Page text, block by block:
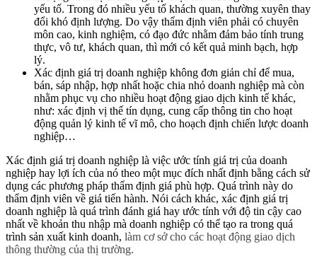
yếu tố. Trong đó nhiều yếu tố khách quan, thường xuyên thay
đổi khó định lượng. Do vậy thẩm định viên phải có chuyên
môn cao, kinh nghiệm, có đạo đức nhằm đảm bảo tính trung
thực, vô tư, khách quan, thì mới có kết quả minh bạch, hợp
lý.
Xác định giá trị doanh nghiệp không đơn giản chỉ để mua,
bán, sáp nhập, hợp nhất hoặc chia nhỏ doanh nghiệp mà còn
nhằm phục vụ cho nhiều hoạt động giao dịch kinh tế khác,
như: xác định vị thế tín dụng, cung cấp thông tin cho hoạt
động quản lý kinh tế vĩ mô, cho hoạch định chiến lược doanh
nghiệp…
Xác định giá trị doanh nghiệp là việc ước tính giá trị của doanh
nghiệp hay lợi ích của nó theo một mục đích nhất định bằng cách sử
dụng các phương pháp thẩm định giá phù hợp. Quá trình này do
thẩm định viên về giá tiến hành. Nói cách khác, xác định giá trị
doanh nghiệp là quá trình đánh giá hay ước tính với độ tin cậy cao
nhất về khoản thu nhập mà doanh nghiệp có thể tạo ra trong quá
trình sản xuất kinh doanh, làm cơ sở cho các hoạt động giao dịch
thông thường của thị trường.